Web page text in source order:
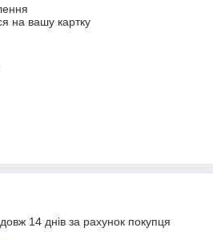
на вашу картку
14 днів за рахунок покупця